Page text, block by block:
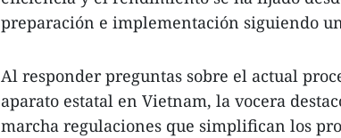
preparación e implementación siguiendo
Al responder preguntas sobre el actual
aparato estatal en Vietnam, la vocera
marcha regulaciones que simplifican los